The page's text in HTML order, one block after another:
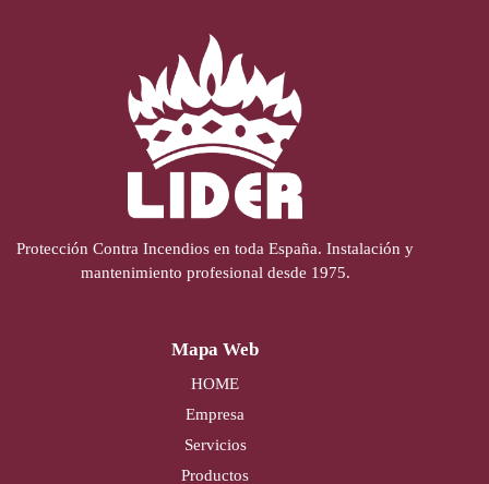
Protección Contra Incendios en toda España. Instalación y
mantenimiento profesional desde 1975.
Mapa Web
HOME
Empresa
Servicios
Productos